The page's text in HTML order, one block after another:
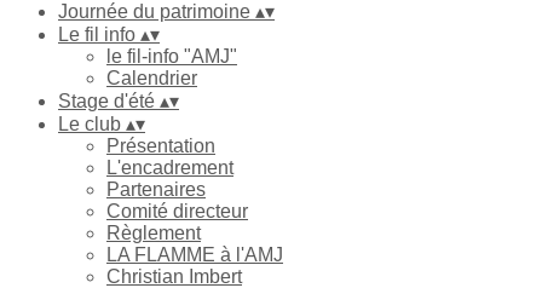
Journée du patrimoine ▴▾
Le fil info ▴▾
le fil-info "AMJ"
Calendrier
Stage d'été ▴▾
Le club ▴▾
Présentation
L'encadrement
Partenaires
Comité directeur
Règlement
LA FLAMME à l'AMJ
Christian Imbert